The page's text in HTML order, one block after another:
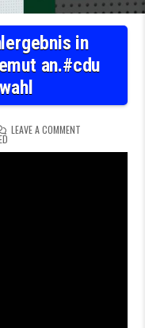
in
an.#cdu
LEAVE A COMMENTON WIR